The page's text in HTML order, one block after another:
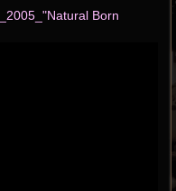
_2005_"Natural Born